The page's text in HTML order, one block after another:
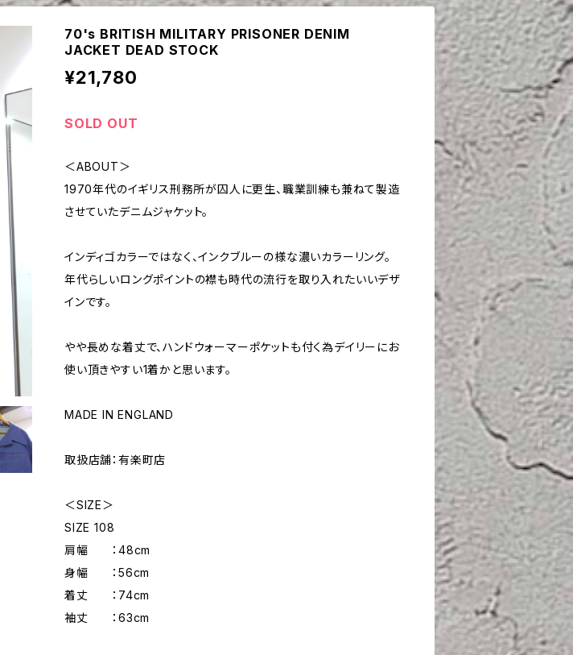
70's BRITISH MILITARY PRISONER DENIM
JACKET DEAD STOCK
¥21,780
SOLD OUT
＜ABOUT＞
1970年代のイギリス刑務所が囚人に更生、職業訓練も兼ねて製造
させていたデニムジャケット。
インディゴカラーではなく、インクブルーの様な濃いカラーリング。
年代らしいロングポイントの襟も時代の流行を取り入れたいいデザ
インです。
やや長めな着丈で、ハンドウォーマーポケットも付く為デイリーにお
使い頂きやすい1着かと思います。
MADE IN ENGLAND
取扱店舗：有楽町店
＜SIZE＞
SIZE 108
肩幅 ：48cm
身幅 ：56cm
着丈 ：74cm
袖丈 ：63cm